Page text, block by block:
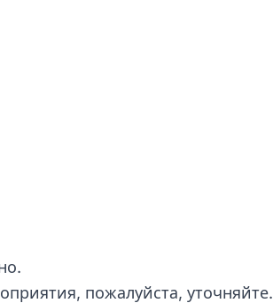
пожалуйста, уточняйте.